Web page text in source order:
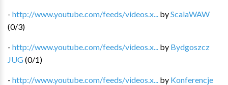
- http://www.youtube.com/feeds/videos.x... byScalaWAW
(0/3)
- http://www.youtube.com/feeds/videos.x... by Bydgoszcz
JUG(0/1)
- http://www.youtube.com/feeds/videos.x... by Konferencje